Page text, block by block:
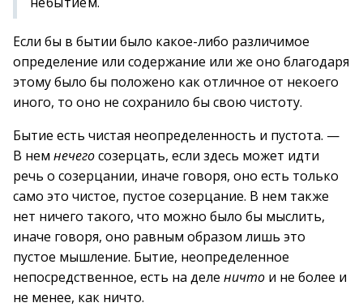
Если бы в бытии было какое-либо различимое
определение или содержание или же оно благодаря
этому было бы положено как отличное от некоего
иного, то оно не сохранило бы свою чистоту.
Бытие есть чистая неопределенность и пустота. —
В нем нечегосозерцать, если здесь может идти
речь о созерцании, иначе говоря, оно есть только
само это чистое, пустое созерцание. В нем также
нет ничего такого, что можно было бы мыслить,
иначе говоря, оно равным образом лишь это
пустое мышление. Бытие, неопределенное
непосредственное, есть на деле ничто и не более и
не менее, как ничто.